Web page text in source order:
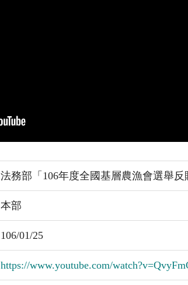
法務部「106年度全國基層農漁會選舉
本部
106/01/25
https://www.youtube.com/